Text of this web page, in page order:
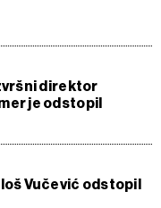
direktor
je odstopil
Vučević odstopil